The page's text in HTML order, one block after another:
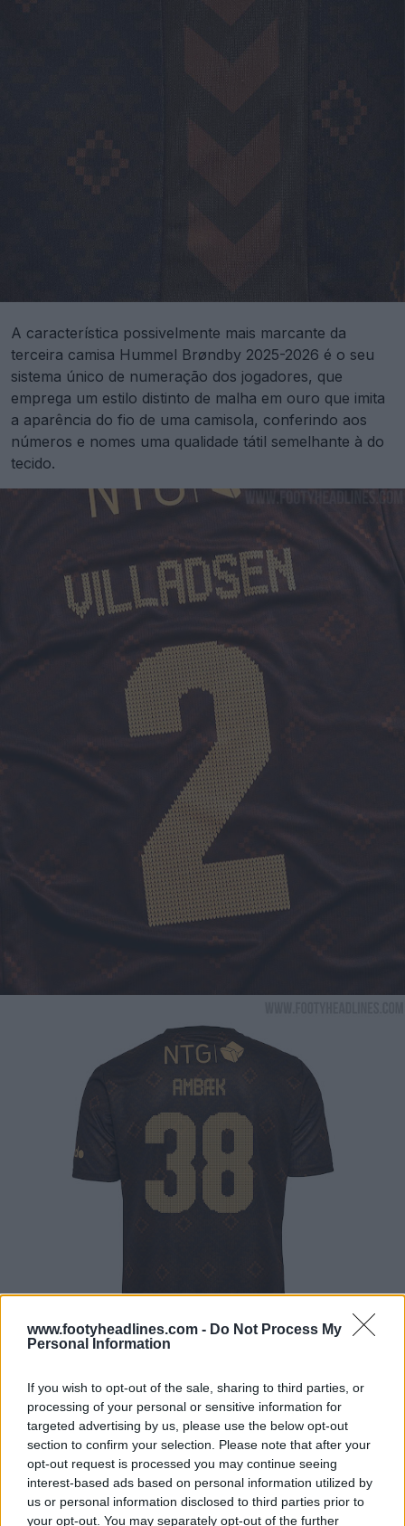
www.footyheadlines.com - Do Not Process My
Personal Information
If you wish to opt-out of the sale, sharing to third parties, or
processing of your personal or sensitive information for
targeted advertising by us, please use the below opt-out
section to confirm your selection. Please note that after your
opt-out request is processed you may continue seeing
interest-based ads based on personal information utilized by
us or personal information disclosed to third parties prior to
your opt-out. You may separately opt-out of the further
A característica possivelmente mais marcante da
terceira camisa Hummel Brøndby 2025-2026 é o seu
sistema único de numeração dos jogadores, que
emprega um estilo distinto de malha em ouro que imita
a aparência do fio de uma camisola, conferindo aos
números e nomes uma qualidade tátil semelhante à do
tecido.